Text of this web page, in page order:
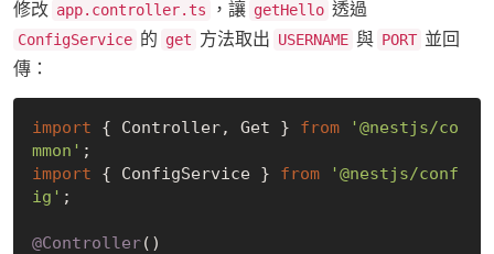
修改 app.controller.ts ，讓 getHello 透過
ConfigService 的 get 方法取出 USERNAME 與 PORT 並回
傳：
import { Controller, Get } from
'@nestjs/co
mmon'
import { ConfigService } from
'@nestjs/conf
ig' ;
@Controller